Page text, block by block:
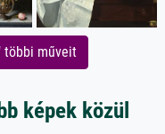
többi műveit
képek közül